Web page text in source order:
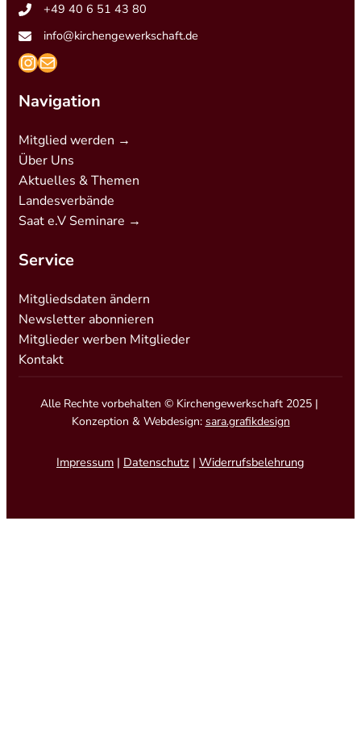
+49 40 6 51 43 80
info@kirchengewerkschaft.de
https://www.instagram.com/
mailto:info@kirchengewerkschaft.de
Navigation
Mitglied werden →
Über Uns
Aktuelles & Themen
Landesverbände
Saat e.V Seminare →
Service
Mitgliedsdaten ändern
Newsletter abonnieren
Mitglieder werben Mitglieder
Kontakt
Alle Rechte vorbehalten © Kirchengewerkschaft 2025 |
Konzeption & Webdesign: sara.grafikdesign
Impressum | Datenschutz | Widerrufsbelehrung